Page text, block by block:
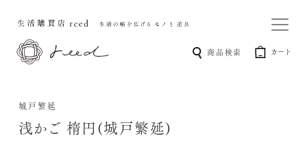
商品検索 カート
城戸繁延
浅かご 楕円(城戸繁延)